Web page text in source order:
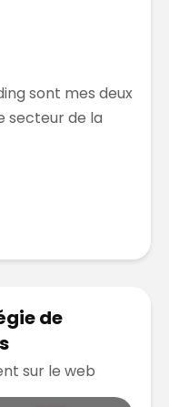
sont mes deux
secteur de la
de
sur le web